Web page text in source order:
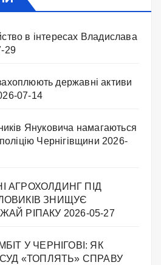
в інтересах Владислава
29
державні активи
07-14
Януковича намагаються
Чернігівщини 2026-
АГРОХОЛДИНГ ПІД
ЗНИЩУЄ
РІПАКУ
2026-05-27
У ЧЕРНІГОВІ: ЯК
«ТОПЛЯТЬ» СПРАВУ